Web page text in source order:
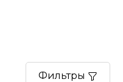
Фильтры